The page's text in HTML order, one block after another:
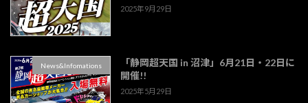
2025年9月29日
News&Infomations
「静岡超天国 in 沼津」6月21日・22日に
開催!!
2025年5月29日